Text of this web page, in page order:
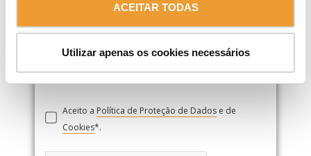
ACEITAR TODAS
Utilizar apenas os cookies necessários
carregue-o aqui.
Aceito a Política de Proteção de Dados e de
Cookies*.